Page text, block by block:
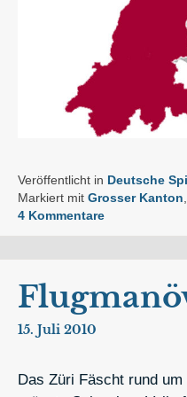
Veröffentlicht in Deutsche
Markiert mit Grosser Kanton
4 Kommentare
15. Juli 2010
Das Züri Fäscht rund